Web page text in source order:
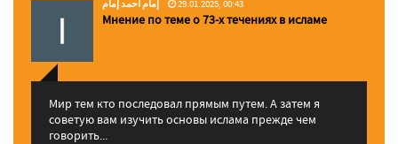
إمام احمد إمام 29.01.2025, 00:43
Мнение по теме о 73-х течениях в исламе
Мир тем кто последовал прямым путем. А затем я
советую вам изучить основы ислама прежде чем
говорить...